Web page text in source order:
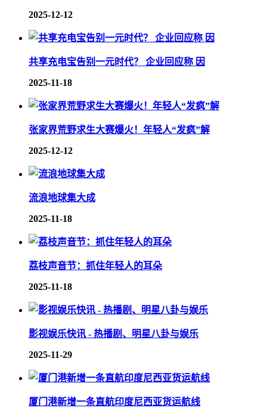
2025-12-12
共享充电宝告别一元时代？ 企业回应称 因
2025-11-18
张家界荒野求生大赛爆火！年轻人“发疯”解
2025-12-12
流浪地球集大成
2025-11-18
荔枝声音节：抓住年轻人的耳朵
2025-11-18
影视娱乐快讯 - 热播剧、明星八卦与娱乐
2025-11-29
厦门港新增一条直航印度尼西亚货运航线